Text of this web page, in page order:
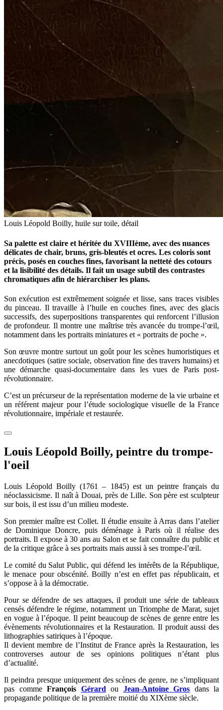
Louis Léopold Boilly, huile sur toile, détail
Sa palette est claire et héritée du XVIIIème, avec des nuances
délicates de chair, bruns, gris-bleutés et ocres. Les coloris sont
précis, posés en couches fines, favorisant la netteté des cotours
et la lisibilité des détails. Il fait un usage subtil des contrastes
chromatiques afin de hiérarchiser les plans.
Son exécution est extrêmement soignée et lisse, sans traces visibles
du pinceau. Il travaille à l’huile en couches fines, avec des glacis
successifs, des superpositions transparentes qui renforcent l’illusion
de profondeur. Il montre une maîtrise très avancée du trompe-l’œil,
notamment dans les portraits miniatures et « portraits de poche ».
Son œuvre montre surtout un goût pour les scènes humoristiques et
anecdotiques (satire sociale, observation fine des travers humains) et
une démarche quasi-documentaire dans les vues de Paris post-
révolutionnaire.
C’est un précurseur de la représentation moderne de la vie urbaine et
un référent majeur pour l’étude sociologique visuelle de la France
révolutionnaire, impériale et restaurée.
Louis Léopold Boilly, peintre du trompe-
l'oeil
Louis Léopold Boilly (1761 – 1845) est un peintre français du
néoclassicisme. Il naît à Douai, près de Lille. Son père est sculpteur
sur bois, il est issu d’un milieu modeste.
Son premier maître est Collet. Il étudie ensuite à Arras dans l’atelier
de Dominique Doncre, puis déménage à Paris où il réalise des
portraits. Il expose à 30 ans au Salon et se fait connaître du public et
de la critique grâce à ses portraits mais aussi à ses trompe-l’œil.
Le comité du Salut Public, qui défend les intérêts de la République,
le menace pour obscénité. Boilly n’est en effet pas républicain, et
s’oppose à à la démocratie.
Pour se défendre de ses attaques, il produit une série de tableaux
censés défendre le régime, notamment un Triomphe de Marat, sujet
en vogue à l’époque. Il peint beaucoup de scènes de genre entre les
évènements révolutionnaires et la Restauration. Il produit aussi des
lithographies satiriques à l’époque.
Il devient membre de l’Institut de France après la Restauration, les
controverses autour de ses opinions politiques n’étant plus
d’actualité.
Il peindra presque uniquement des scènes de genre, ne s’impliquant
pas comme François Gérard ou Jean-Antoine Gros dans la
propagande politique de la première moitié du XIXème siècle.